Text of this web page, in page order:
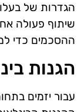
הגדרות של
שיתוף פעולה
ההסכמים כדי
הגנות